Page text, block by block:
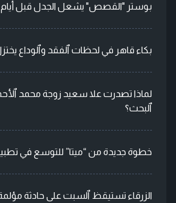
بوستر "القصص" يشعل الجدل قبل
بكاء قاهر في لحظات ٱلفقد وٱلوداع
لماذا تصدرت علا سعيد زوجة محمد
ٱلبحث؟
خطوة جديدة من “ميتا” للتوسع في
الزرقاء تستيقظ ٱلسبت على حادثة